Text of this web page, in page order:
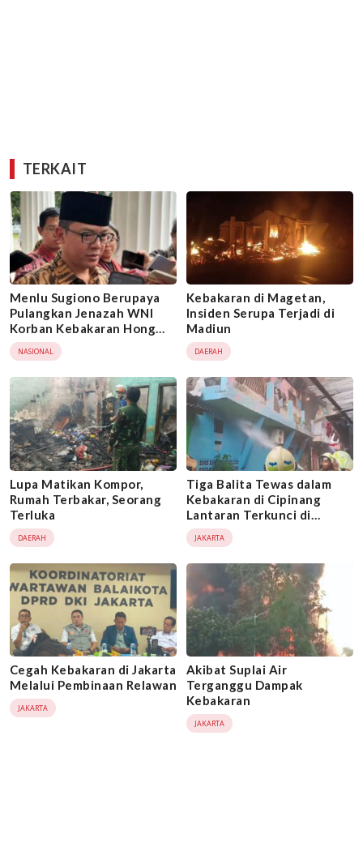
TERKAIT
Menlu Sugiono Berupaya
Pulangkan Jenazah WNI
Korban Kebakaran Hong
Kong Lebih Cepat
NASIONAL
Kebakaran di Magetan,
Insiden Serupa Terjadi di
Madiun
DAERAH
Lupa Matikan Kompor,
Rumah Terbakar, Seorang
Terluka
DAERAH
Tiga Balita Tewas dalam
Kebakaran di Cipinang
Lantaran Terkunci di
Ruangan
JAKARTA
Cegah Kebakaran di Jakarta
Melalui Pembinaan Relawan
JAKARTA
Akibat Suplai Air
Terganggu Dampak
Kebakaran
JAKARTA